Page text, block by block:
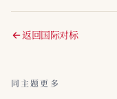
返回国际对标
同主题更多